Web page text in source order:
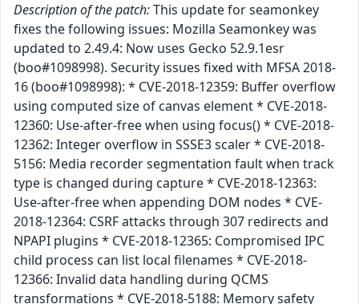
Description of the patch:This update for seamonkey
fixes the following issues: Mozilla Seamonkey was
updated to 2.49.4: Now uses Gecko 52.9.1esr
(boo#1098998). Security issues fixed with MFSA 2018-
16 (boo#1098998): * CVE-2018-12359: Buffer overflow
using computed size of canvas element * CVE-2018-
12360: Use-after-free when using focus() * CVE-2018-
12362: Integer overflow in SSSE3 scaler * CVE-2018-
5156: Media recorder segmentation fault when track
type is changed during capture * CVE-2018-12363:
Use-after-free when appending DOM nodes * CVE-
2018-12364: CSRF attacks through 307 redirects and
NPAPI plugins * CVE-2018-12365: Compromised IPC
child process can list local filenames * CVE-2018-
12366: Invalid data handling during QCMS
transformations * CVE-2018-5188: Memory safety